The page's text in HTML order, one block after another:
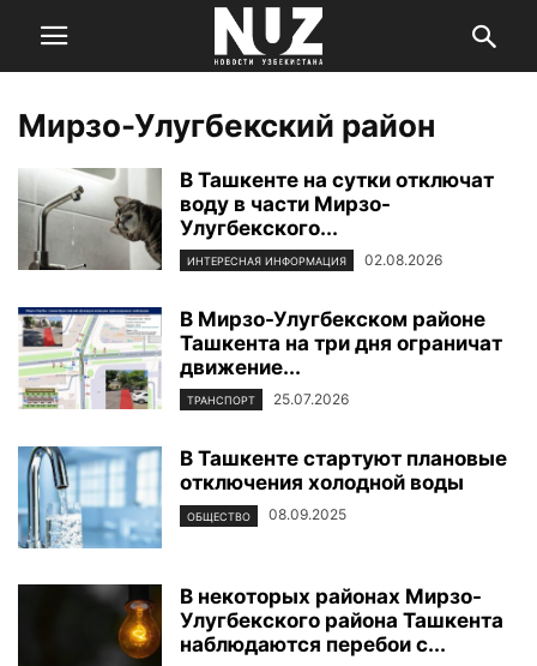
Мирзо-Улугбекский район
В Ташкенте на сутки отключат
воду в части Мирзо-
Улугбекского...
ИНТЕРЕСНАЯ ИНФОРМАЦИЯ 02.08.2026
В Мирзо-Улугбекском районе
Ташкента на три дня ограничат
движение...
ТРАНСПОРТ 25.07.2026
В Ташкенте стартуют плановые
отключения холодной воды
ОБЩЕСТВО 08.09.2025
В некоторых районах Мирзо-
Улугбекского района Ташкента
наблюдаются перебои с...